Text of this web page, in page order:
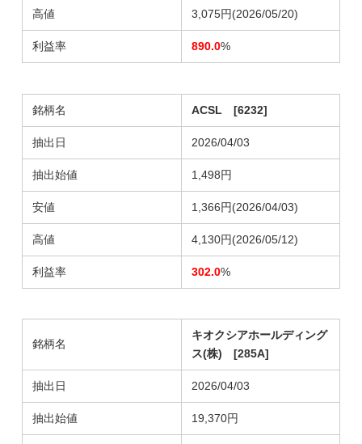
高値 3,075円(2026/05/20)
利益率 890.0%
銘柄名 ACSL [6232]
抽出日 2026/04/03
抽出始値 1,498円
安値 1,366円(2026/04/03)
高値 4,130円(2026/05/12)
利益率 302.0%
銘柄名
キオクシアホールディング
ス(株) [285A]
抽出日 2026/04/03
抽出始値 19,370円